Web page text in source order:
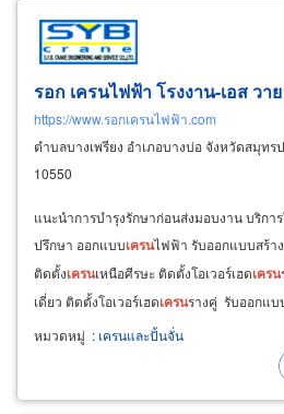
รอก เครนไฟฟ้า โรงงาน-เอส วา
https://www.รอกเครนไฟฟ้า.com
ตำบลบางเพรียง อำเภอบางบ่อ จังหวัดสมุทร
10550
แนะนำการบำรุงรักษาก่อนส่งมอบงาน บริกา
ปรึกษา ออกแบบเครนไฟฟ้า รับออกแบบสร้าง
ติดตั้งเครนเหนือศีรษะ ติดตั้งโอเวอร์เฮดเครน
เดี่ยว ติดตั้งโอเวอร์เฮดเครนรางคู่ รับออกแบ
สร้างและ ติดตั้งเครน ขาสูง รับออกแบบสร้าง
เครน
หมวดหมู่ : เครนและปั้นจั่น